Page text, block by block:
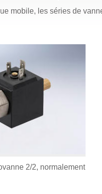
mobile, les séries de
2/2, normalement